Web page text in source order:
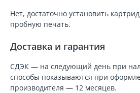
Нет, достаточно установить
пробную печать.
Доставка и гарантия
СДЭК — на следующий день при
способы показываются при
производителя — 12 месяцев.